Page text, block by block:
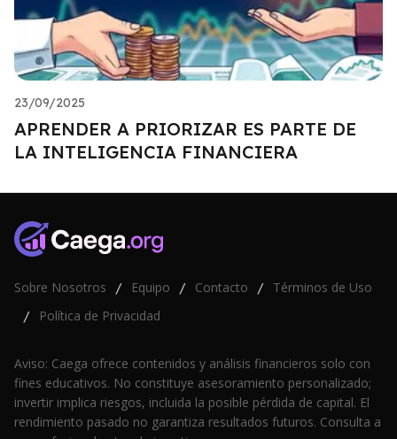
23/09/2025
APRENDER A PRIORIZAR ES PARTE DE
LA INTELIGENCIA FINANCIERA
Sobre Nosotros / Equipo / Contacto / Términos de Uso
/ Política de Privacidad
Aviso: Caega ofrece contenidos y análisis financieros solo con
fines educativos. No constituye asesoramiento personalizado;
invertir implica riesgos, incluida la posible pérdida de capital. El
rendimiento pasado no garantiza resultados futuros. Consulta a